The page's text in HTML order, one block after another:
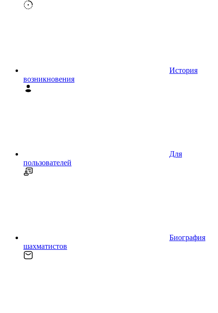
История
возникновения
Для
пользователей
Биография
шахматистов